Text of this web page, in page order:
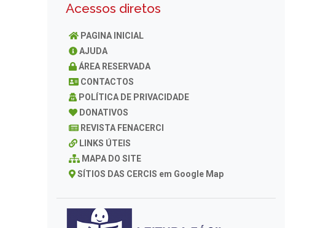
Acessos diretos
PAGINA INICIAL
AJUDA
ÁREA RESERVADA
CONTACTOS
POLÍTICA DE PRIVACIDADE
DONATIVOS
REVISTA FENACERCI
LINKS ÚTEIS
MAPA DO SITE
SÍTIOS DAS CERCIS em Google Map